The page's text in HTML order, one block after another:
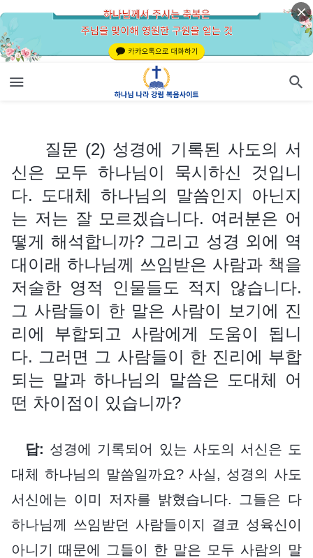
질문 (2) 성경에 기록된 사도의 서
신은 모두 하나님이 묵시하신 것입니
다. 도대체 하나님의 말씀인지 아닌지
는 저는 잘 모르겠습니다. 여러분은 어
떻게 해석합니까? 그리고 성경 외에 역
대이래 하나님께 쓰임받은 사람과 책을
저술한 영적 인물들도 적지 않습니다.
그 사람들이 한 말은 사람이 보기에 진
리에 부합되고 사람에게 도움이 됩니
다. 그러면 그 사람들이 한 진리에 부합
되는 말과 하나님의 말씀은 도대체 어
떤 차이점이 있습니까?
답: 성경에 기록되어 있는 사도의 서신은 도
대체 하나님의 말씀일까요? 사실, 성경의 사도
서신에는 이미 저자를 밝혔습니다. 그들은 다
하나님께 쓰임받던 사람들이지 결코 성육신이
아니기 때문에 그들이 한 말은 모두 사람의 말